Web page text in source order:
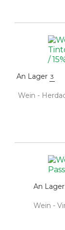
An Lager 3
Wein -
An Lager
Wein -